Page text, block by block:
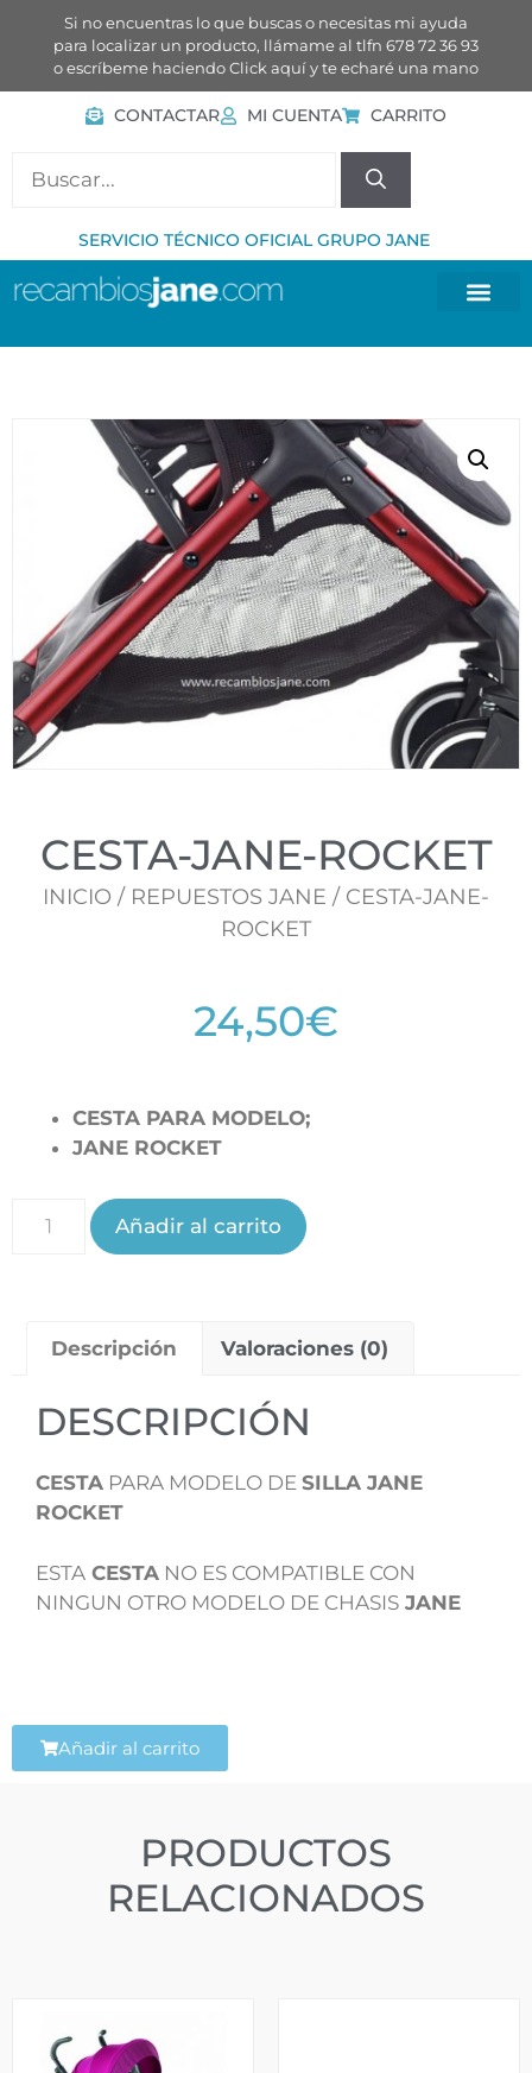
Si no encuentras lo que buscas o necesitas mi ayuda
para localizar un producto, llámame al tlfn 678 72 36 93
o escríbeme haciendoClick aquíy te echaré una mano
CONTACTAR MI CUENTA CARRITO
SERVICIO TÉCNICO OFICIAL GRUPO JANE
CESTA-JANE-ROCKET
INICIO / REPUESTOS JANE / CESTA-JANE-
ROCKET
24,50€
CESTA PARA MODELO;
JANE ROCKET
Añadir al carrito
Descripción Valoraciones (0)
DESCRIPCIÓN
CESTA PARA MODELO DE SILLA JANE
ROCKET
ESTA CESTA NO ES COMPATIBLE CON
NINGUN OTRO MODELO DE CHASIS JANE
Añadir al carrito
PRODUCTOS
RELACIONADOS